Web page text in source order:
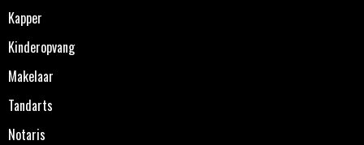
Kapper
Kinderopvang
Makelaar
Tandarts
Notaris